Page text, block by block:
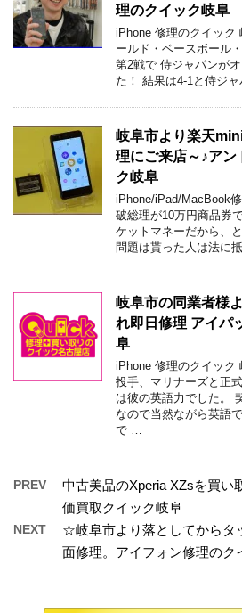
理のクイック岐阜
iPhone 修理のクイッ
ールド・ベースボール
第2戦で 侍ジャパンが
た！ 結果は4-1と侍ジ
岐阜市より楽天
理にご来店～♪アン
ク岐阜
iPhone/iPad/MacBook
破総理が10万円商品券
ケットマネーだから、
問題は貰った人は法に
岐阜市の同業者様
れ即日修理 アイパ
阜
iPhone 修理のクイック
投手、マリナーズと正
は彼の英語力でした。
なので当然ながら英語
で …
PREV
中古美品のXperia XZsを買い
価買取クイック岐阜
NEXT
☆岐阜市より落としてからタ
面修理。アイフォン修理のク